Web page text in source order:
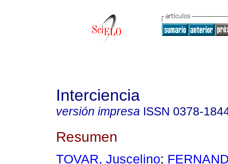
Interciencia
versión impresa ISSN 0378-
Resumen
TOVAR, Juscelino;